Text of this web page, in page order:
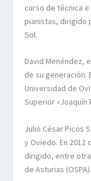
curso de técnica
pianistas, dirigido
Sol.
David Menéndez,
de su generación.
Universidad de
Superior «Joaquín
Julio César Picos
y Oviedo. En 2012
dirigido, entre
de Asturias (OSPA).